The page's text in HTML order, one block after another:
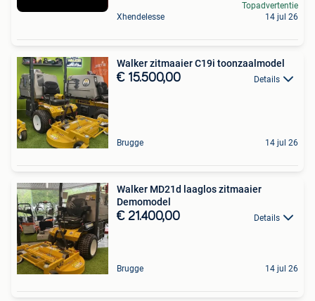
Xhendelesse
Topadvertentie
14 jul 26
Walker zitmaaier C19i toonzaalmodel
€ 15.500,00 Details
Brugge 14 jul 26
Walker MD21d laaglos zitmaaier
Demomodel
€ 21.400,00 Details
Brugge 14 jul 26